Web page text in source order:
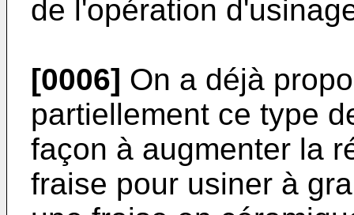
de l'opération
[0006] On a déjà
partiellement ce type
façon à augmenter la
fraise pour usiner à